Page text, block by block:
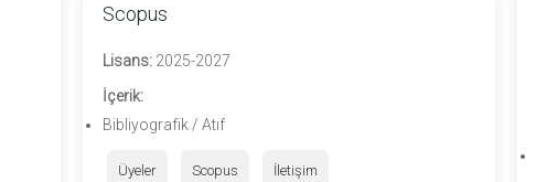
Scopus
Lisans: 2025-2027
İçerik:
Bibliyografik / Atıf
Üyeler Scopus İletişim